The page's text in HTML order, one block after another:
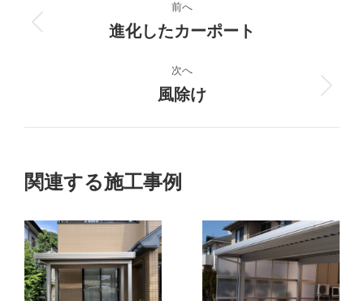
ロ
ト
ナ
ビ
前へ
前
プ
ロ
ェ
ト:
進化したカーポート
次へ
次
ジ
ェ
風除け
関連する施工事例